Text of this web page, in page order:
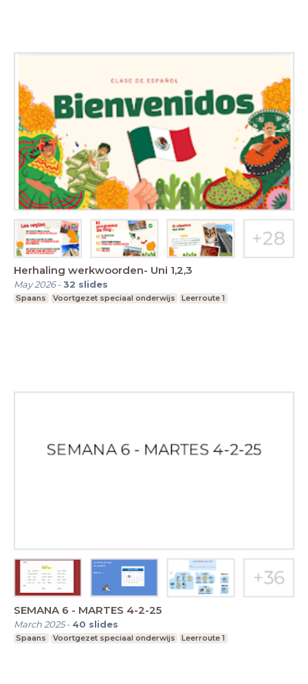
Herhaling werkwoorden- Uni 1,2,3
May 2026-32 slides
Spaans Voortgezet speciaal onderwijs Leerroute 1
SEMANA 6 - MARTES 4-2-25
March 2025- 40 slides
Spaans Voortgezet speciaal onderwijs Leerroute 1